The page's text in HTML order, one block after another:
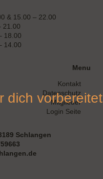
dich vorbereitet
& 15.00 – 22.00
21.00
18.00
14.00
Menu
Kontakt
Datenschutz
Mitglieder
Login Seite
Schlangen